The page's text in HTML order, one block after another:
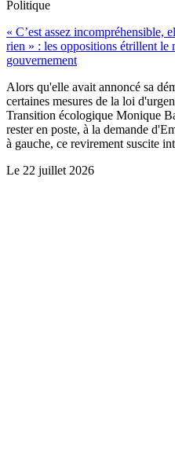
Politique
« C’est assez incompréhensible,
rien » : les oppositions étrillent le
gouvernement
Alors qu'elle avait annoncé sa
certaines mesures de la loi
Transition écologique Monique
rester en poste, à la demande
à gauche, ce revirement suscite
Le 22 juillet 2026